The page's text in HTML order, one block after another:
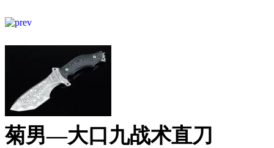
菊男—大口九战术直刀